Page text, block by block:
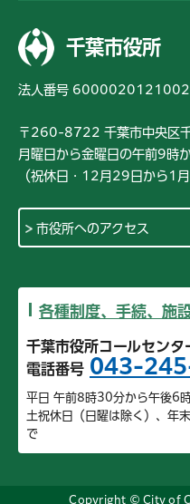
千葉市役所
法人番号 6000020121002
〒260-8722 千葉市中央区
月曜日から金曜日の午前9時
（祝休日・12月29日から1月
市役所へのアクセス
各種制度、手続、施
千葉市役所コールセンタ
電話番号 043-
平日 午前8時30分から午後6
土祝休日（日曜は除く）、年
で
Copyright © City of